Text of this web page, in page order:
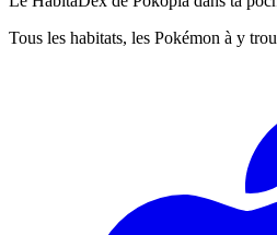
Tous les habitats, les Pokémon à y